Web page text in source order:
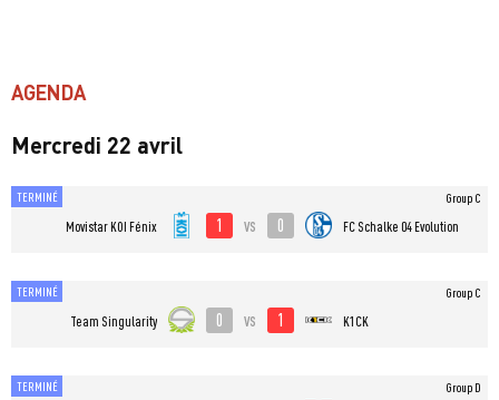
AGENDA
Mercredi 22 avril
TERMINÉ
⁠Movistar KOI Fénix 1 vs 0 FC Schalke 04 Evolution
Group C
TERMINÉ
Team Singularity 0 vs 1 K1CK
Group C
TERMINÉ Group D